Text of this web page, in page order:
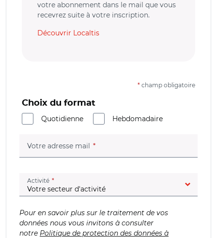
votre abonnement dans le mail que vous
recevrez suite à votre inscription.
Découvrir Localtis
* champ obligatoire
Choix du format
Quotidienne
Hebdomadaire
Votre adresse mail (champ obligatoire)
Activité (champ obligatoire)
Pour en savoir plus sur le traitement de vos
données nous vous invitons à consulter
notre Politique de protection des données à